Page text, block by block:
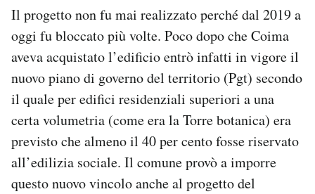
Il progetto non fu mai realizzato perché dal 2019 a
oggi fu bloccato più volte. Poco dopo che Coima
aveva acquistato l’edificio entrò infatti in vigore il
nuovo piano di governo del territorio (Pgt) secondo
il quale per edifici residenziali superiori a una
certa volumetria (come era la Torre botanica) era
previsto che almeno il 40 per cento fosse riservato
all’edilizia sociale. Il comune provò a imporre
questo nuovo vincolo anche al progetto del